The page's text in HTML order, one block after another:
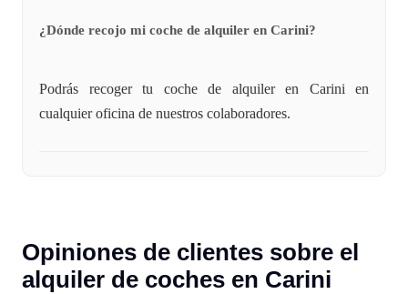
¿Dónde recojo mi coche de alquiler en Carini?
Podrás recoger tu coche de alquiler en Carini en
cualquier oficina de nuestros colaboradores.
Opiniones de clientes sobre el
alquiler de coches en Carini